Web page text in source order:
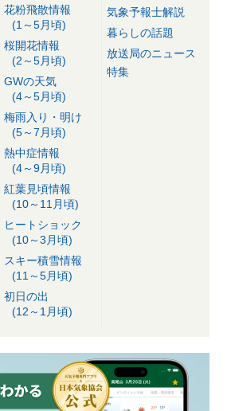
花粉飛散情報
(1～5月頃)
桜開花情報
(2～5月頃)
GWの天気
(4～5月頃)
梅雨入り・明け
(5～7月頃)
熱中症情報
(4～9月頃)
紅葉見頃情報
(10～11月頃)
ヒートショック
(10～3月頃)
スキー積雪情報
(11～5月頃)
初日の出
(12～1月頃)
気象予報士解説
暮らしの話題
放送局のニュース
特集